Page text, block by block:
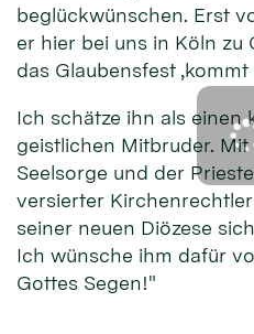
beglückwünschen. Erst
er hier bei uns in Köln zu
das Glaubensfest
Ich schätze ihn als einen
geistlichen Mitbruder.
Seelsorge und der
versierter
seiner neuen Diözese
Ich wünsche ihm dafür
Gottes Segen!"